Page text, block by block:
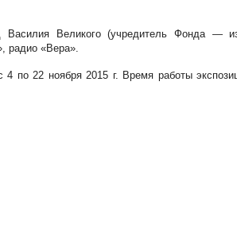
Великого (учредитель Фонда —
радио «Вера».
22 ноября 2015 г. Время работы